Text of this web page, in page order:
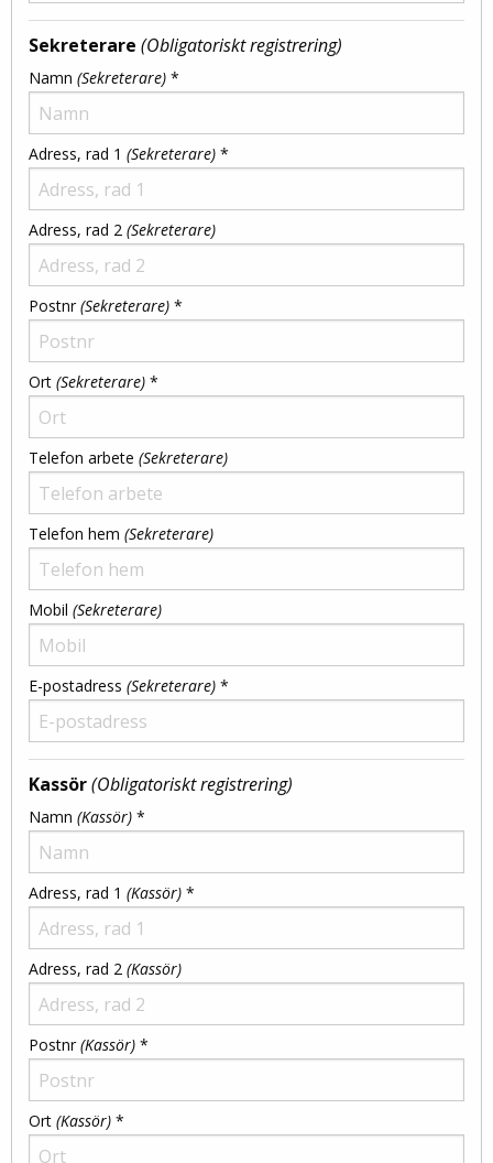
Sekreterare (Obligatoriskt registrering)
Namn (Sekreterare) *
Adress, rad 1 (Sekreterare) *
Adress, rad 2 (Sekreterare)
Postnr(Sekreterare) *
Ort (Sekreterare) *
Telefon arbete (Sekreterare)
Telefon hem (Sekreterare)
Mobil (Sekreterare)
E-postadress (Sekreterare) *
Kassör(Obligatoriskt registrering)
Namn (Kassör) *
Adress, rad 1 (Kassör) *
Adress, rad 2 (Kassör)
Postnr(Kassör) *
Ort (Kassör) *